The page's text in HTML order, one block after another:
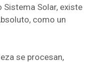
Solar, existe
como un
se procesan,